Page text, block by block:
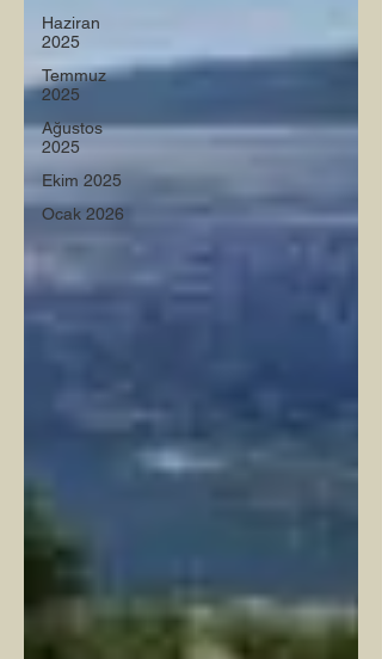
Haziran
2025
Temmuz
2025
Ağustos
2025
Ekim 2025
Ocak 2026